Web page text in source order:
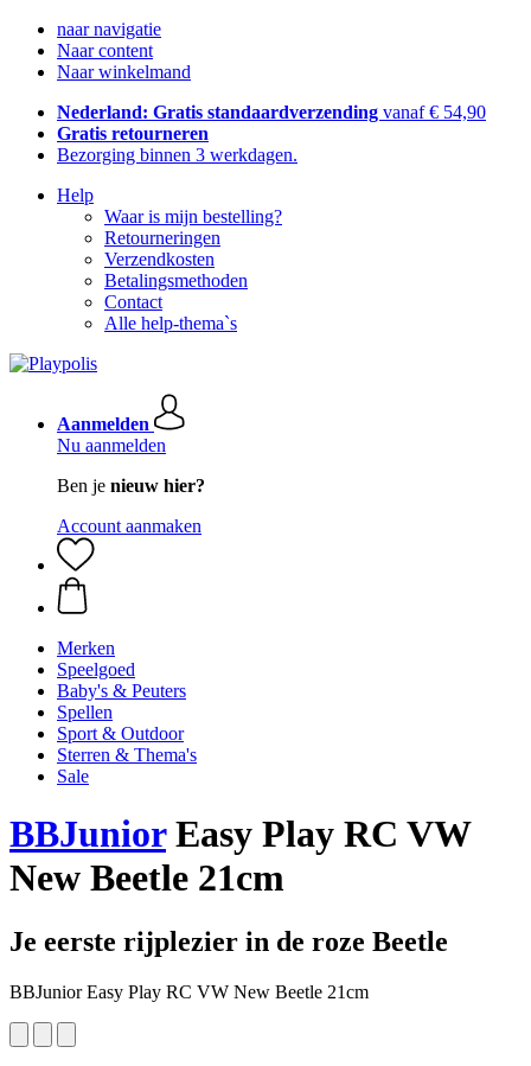
naar navigatie
Naar content
Naar winkelmand
Nederland: Gratis standaardverzending vanaf € 54,90
Gratis retourneren
Bezorging binnen 3 werkdagen.
Help
Waar is mijn bestelling?
Retourneringen
Verzendkosten
Betalingsmethoden
Contact
Alle help-thema`s
Aanmelden
Nu aanmelden
Ben je nieuw hier?
Account aanmaken
Merken
Speelgoed
Baby's & Peuters
Spellen
Sport & Outdoor
Sterren & Thema's
Sale
BBJuniorEasy Play RC VW
New Beetle 21cm
Je eerste rijplezier in de roze Beetle
BBJunior Easy Play RC VW New Beetle 21cm